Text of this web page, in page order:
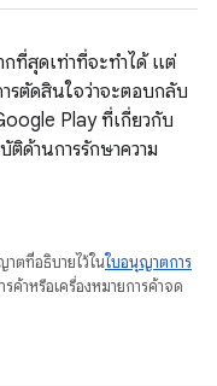
กที่สุดเท่าที่จะทำได้ แต่
ตัดสินใจว่าจะตอบกลับ
Play ที่เกี่ยวกับ
ด้านการรักษาความ
ตที่อธิบายไว้ในใบอนุญาตการ
ค้าหรือเครื่องหมายการค้าจด